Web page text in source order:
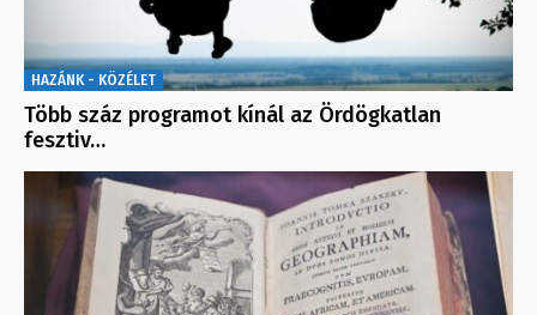
HAZÁNK - KÖZÉLET
Több száz programot kínál az Ördögkatlan
fesztiv…